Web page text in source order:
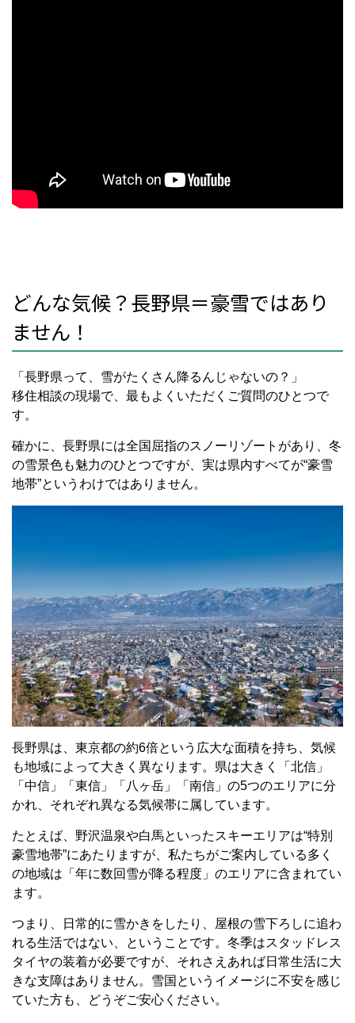
どんな気候？長野県＝豪雪ではあり
ません！
「長野県って、雪がたくさん降るんじゃないの？」
移住相談の現場で、最もよくいただくご質問のひとつで
す。
確かに、長野県には全国屈指のスノーリゾートがあり、冬
の雪景色も魅力のひとつですが、実は県内すべてが“豪雪
地帯”というわけではありません。
長野県は、東京都の約6倍という広大な面積を持ち、気候
も地域によって大きく異なります。県は大きく「北信」
「中信」「東信」「八ヶ岳」「南信」の5つのエリアに分
かれ、それぞれ異なる気候帯に属しています。
たとえば、野沢温泉や白馬といったスキーエリアは“特別
豪雪地帯”にあたりますが、私たちがご案内している多く
の地域は「年に数回雪が降る程度」のエリアに含まれてい
ます。
つまり、日常的に雪かきをしたり、屋根の雪下ろしに追わ
れる生活ではない、ということです。冬季はスタッドレス
タイヤの装着が必要ですが、それさえあれば日常生活に大
きな支障はありません。雪国というイメージに不安を感じ
ていた方も、どうぞご安心ください。